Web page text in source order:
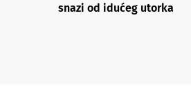
snazi od idućeg utorka